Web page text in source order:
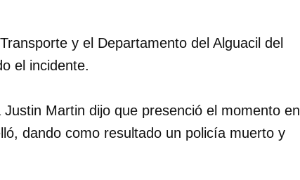
y el Departamento del Alguacil del
el incidente.
Martin dijo que presenció el momento en
dando como resultado un policía muerto y